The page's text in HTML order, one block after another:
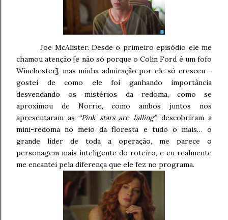
Joe McAlister. Desde o primeiro episódio ele me
chamou atenção [e não só porque o Colin Ford é um fofo
Winchester], mas minha admiração por ele só cresceu –
gostei de como ele foi ganhando importância
desvendando os mistérios da redoma, como se
aproximou de Norrie, como ambos juntos nos
apresentaram as “Pink stars are falling”, descobriram a
mini-redoma no meio da floresta e tudo o mais… o
grande líder de toda a operação, me parece o
personagem mais inteligente do roteiro, e eu realmente
me encantei pela diferença que ele fez no programa.